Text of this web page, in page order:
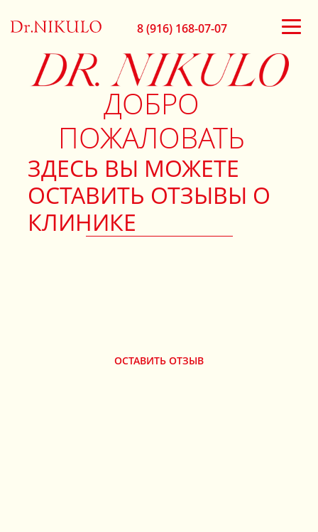
8 (916) 168-07-07
ДОБРО
ПОЖАЛОВАТЬ
ЗДЕСЬ ВЫ МОЖЕТЕ
ОСТАВИТЬ ОТЗЫВЫ О
КЛИНИКЕ
ОСТАВИТЬ ОТЗЫВ